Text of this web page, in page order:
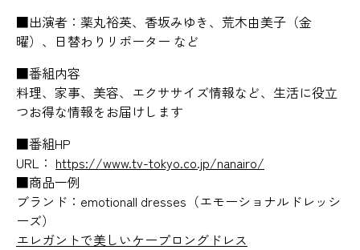
■出演者：薬丸裕英、香坂みゆき、荒木由美子（金
曜）、日替わりリポーター など
■番組内容
料理、家事、美容、エクササイズ情報など、生活に役立
つお得な情報をお届けします
■番組HP
URL： https://www.tv-tokyo.co.jp/nanairo/
■商品一例
ブランド：emotionall dresses（エモーショナルドレッシ
ーズ）
エレガントで美しいケープロングドレス